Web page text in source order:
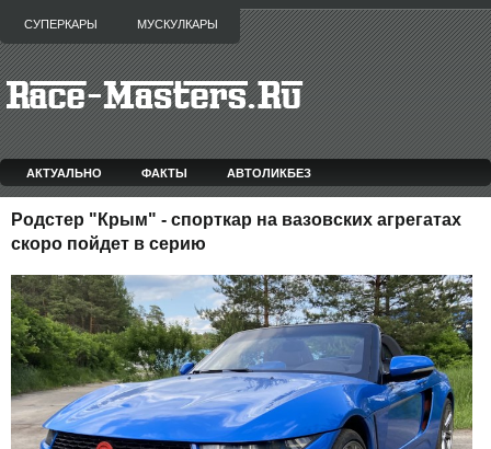
СУПЕРКАРЫ МУСКУЛКАРЫ
АКТУАЛЬНО ФАКТЫ АВТОЛИКБЕЗ
Родстер "Крым" - спорткар на вазовских агрегатах
скоро пойдет в серию